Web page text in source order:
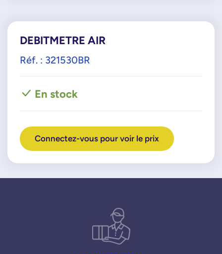
DEBITMETRE AIR
Réf. : 321530BR
En stock
Connectez-vous pour voir le prix